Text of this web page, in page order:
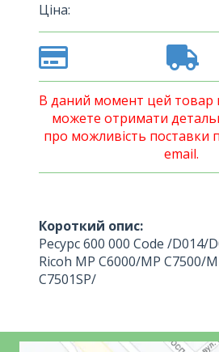
Ціна:
В даний момент цей товар
можете отримати
про можливість поставки
email.
Короткий опис:
Ресурс 600 000 Code /D014/
Ricoh MP C6000/MP C7500/
C7501SP/